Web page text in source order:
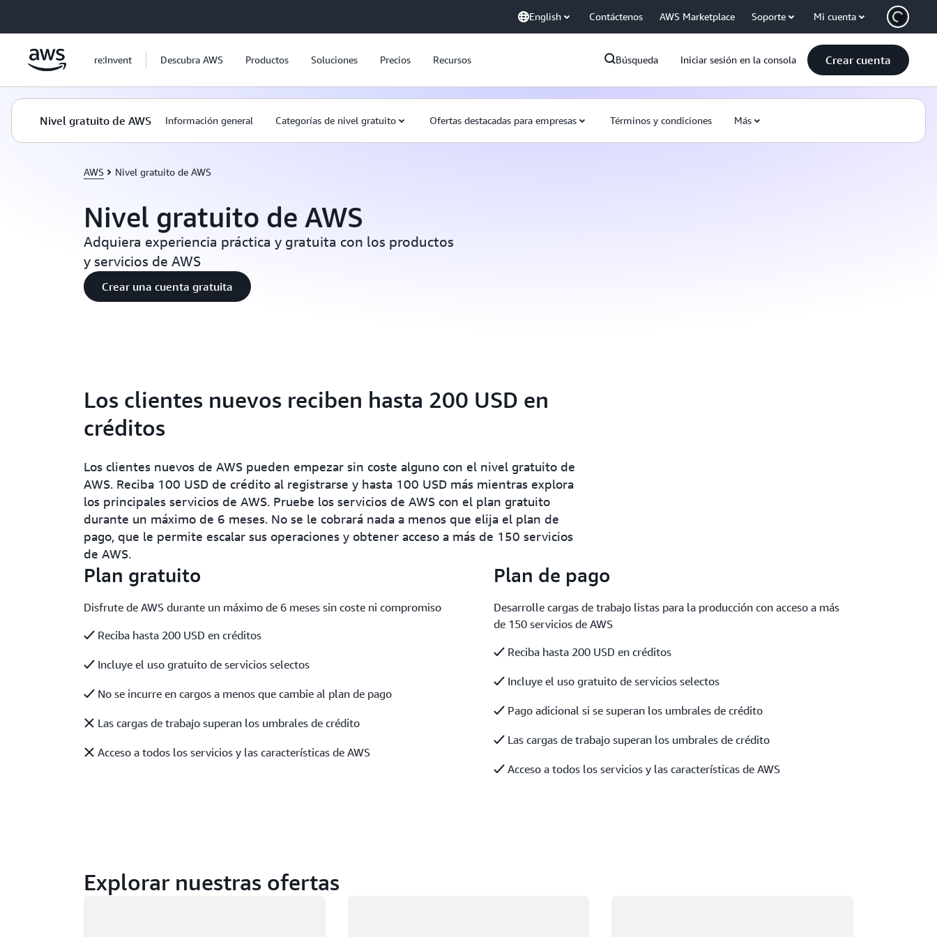
English Contáctenos AWS Marketplace Soporte Mi cuenta
re:Invent Descubra AWS Productos Soluciones Precios Recursos Búsqueda Iniciar sesión en la consola Crear cuenta
Nivel gratuito de AWS Información general Categorías de nivel gratuito Ofertas destacadas para empresas Términos y condiciones Más
AWS Nivel gratuito de AWS
Nivel gratuito de AWS
Adquiera experiencia práctica y gratuita con los productos
y servicios de AWS
Crear una cuenta gratuita
Los clientes nuevos reciben hasta 200 USD en
créditos
Los clientes nuevos de AWS pueden empezar sin coste alguno con el nivel gratuito de
AWS. Reciba 100 USD de crédito al registrarse y hasta 100 USD más mientras explora
los principales servicios de AWS. Pruebe los servicios de AWS con el plan gratuito
durante un máximo de 6 meses. No se le cobrará nada a menos que elija el plan de
pago, que le permite escalar sus operaciones y obtener acceso a más de 150 servicios
de AWS.
Plan gratuito
Disfrute de AWS durante un máximo de 6 meses sin coste ni compromiso
Reciba hasta 200 USD en créditos
Incluye el uso gratuito de servicios selectos
No se incurre en cargos a menos que cambie al plan de pago
Las cargas de trabajo superan los umbrales de crédito
Acceso a todos los servicios y las características de AWS
Plan de pago
Desarrolle cargas de trabajo listas para la producción con acceso a más
de 150 servicios de AWS
Reciba hasta 200 USD en créditos
Incluye el uso gratuito de servicios selectos
Pago adicional si se superan los umbrales de crédito
Las cargas de trabajo superan los umbrales de crédito
Acceso a todos los servicios y las características de AWS
Explorar nuestras ofertas